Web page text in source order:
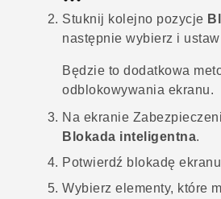
Stuknij kolejno pozycje
następnie wybierz i
Będzie to dodatkowa
odblokowywania ekranu.
Na ekranie
Blokada inteligentna.
Potwierdź blokadę
Wybierz elementy, które